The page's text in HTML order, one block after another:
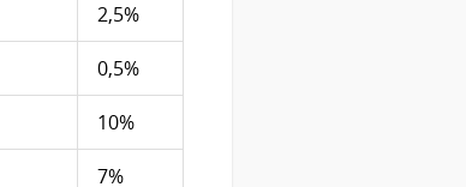
2,5%
0,5%
10%
7%